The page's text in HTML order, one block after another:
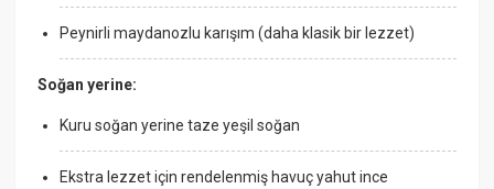
Peynirli maydanozlu karışım (daha klasik bir lezzet)
Soğan yerine:
Kuru soğan yerine taze yeşil soğan
Ekstra lezzet için rendelenmiş havuç yahut ince